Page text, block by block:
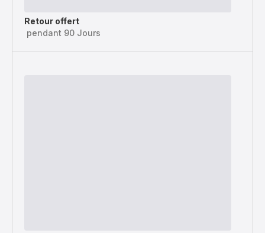
Retour offert
pendant 90 Jours